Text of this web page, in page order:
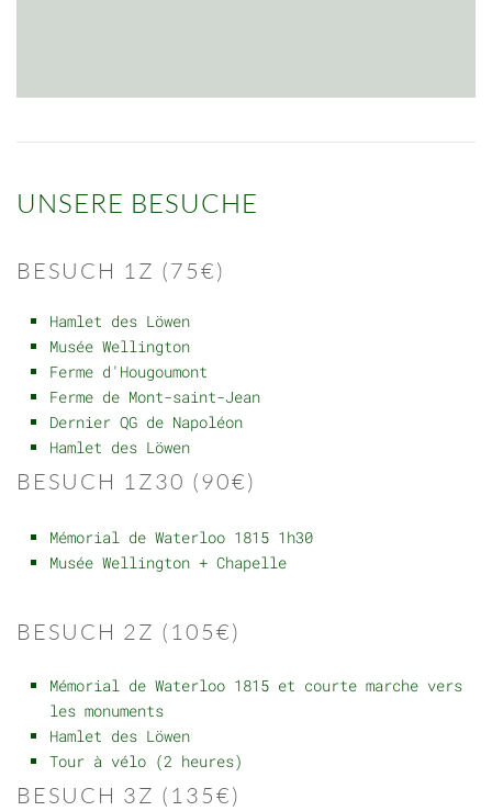
UNSERE BESUCHE
BESUCH 1Z (75€)
Hamlet des Löwen
Musée Wellington
Ferme d'Hougoumont
Ferme de Mont-saint-Jean
Dernier QG de Napoléon
Hamlet des Löwen
BESUCH 1Z30 (90€)
Mémorial de Waterloo 1815 1h30
Musée Wellington + Chapelle
BESUCH 2Z (105€)
Mémorial de Waterloo 1815 et courte marche vers
les monuments
Hamlet des Löwen
Tour à vélo (2 heures)
BESUCH 3Z (135€)